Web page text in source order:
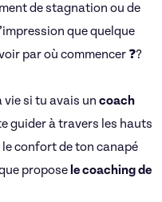
de stagnation ou de
que quelque
par où commencer ❓?
vie si tu avais un coach
guider à travers les hauts
confort de ton canapé
proposele coaching de